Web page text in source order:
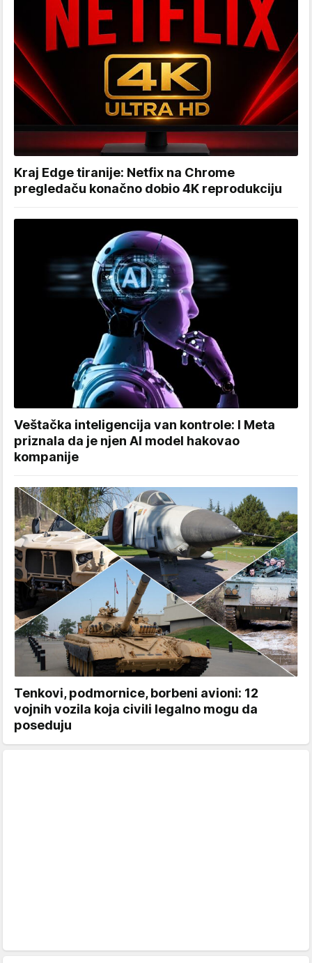
Kraj Edge tiranije: Netfix na Chrome
pregledaču konačno dobio 4K reprodukciju
Veštačka inteligencija van kontrole: I Meta
priznala da je njen AI model hakovao
kompanije
Tenkovi, podmornice, borbeni avioni: 12
vojnih vozila koja civili legalno mogu da
poseduju